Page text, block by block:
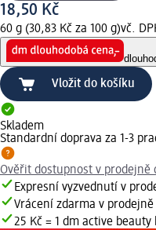
18,50 Kč
60 g (30,83 Kč za 100 g)vč.
Vložit do košíku
Skladem
Standardní doprava za 1-3
Ověřit dostupnost v prodejně
Expresní vyzvednutí v
Vrácení zdarma v prodejně
25 Kč = 1 dm active beauty